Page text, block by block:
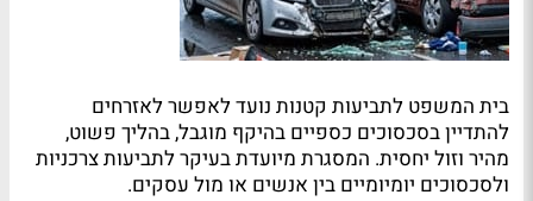
בית המשפט לתביעות קטנות נועד לאפשר לאזרחים
להתדיין בסכסוכים כספיים בהיקף מוגבל, בהליך פשוט,
מהיר וזול יחסית. המסגרת מיועדת בעיקר לתביעות צרכניות
ולסכסוכים יומיומיים בין אנשים או מול עסקים.